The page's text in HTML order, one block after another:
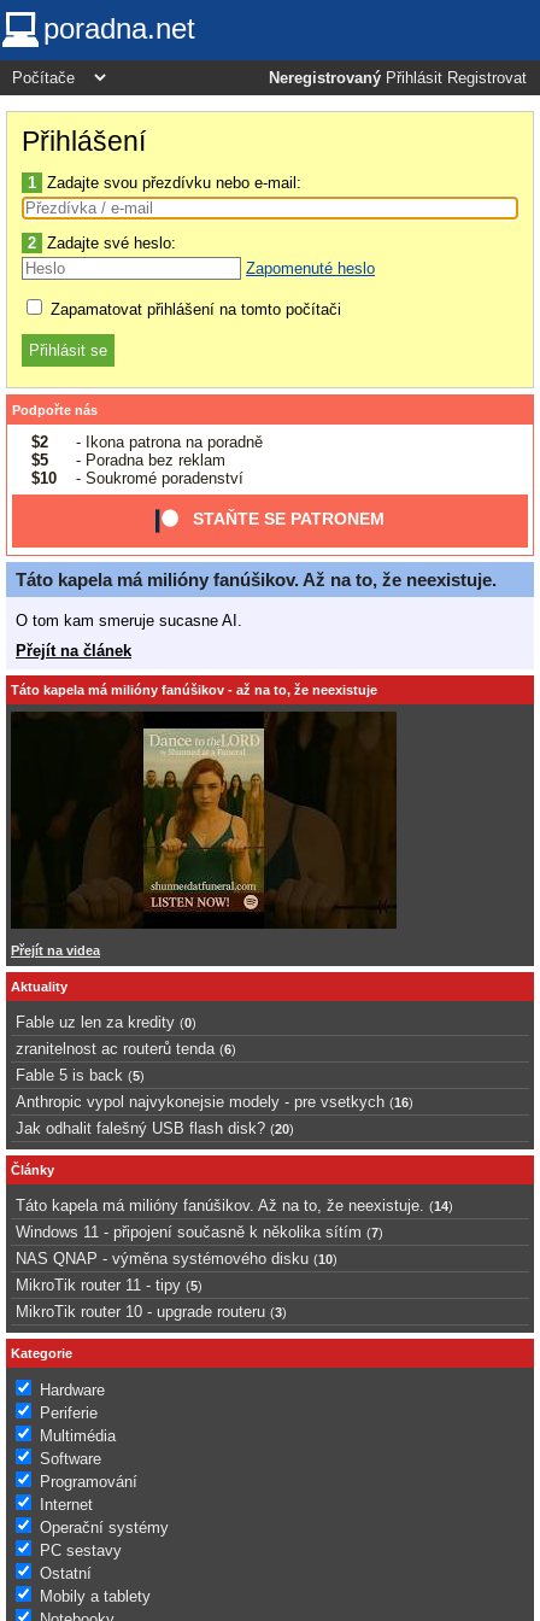
poradna.net
Neregistrovaný Přihlásit Registrovat
Přihlášení
1 Zadajte svou přezdívku nebo e-mail:
2 Zadajte své heslo:
Zapomenuté heslo
Zapamatovat přihlášení na tomto počítači
Podpořte nás
$2
- Ikona patrona na poradně
$5
- Poradna bez reklam
$10
- Soukromé poradenství
STAŇTE SE PATRONEM
Táto kapela má milióny fanúšikov. Až na to, že neexistuje.
O tom kam smeruje sucasne AI.
Přejít na článek
Táto kapela má milióny fanúšikov - až na to, že neexistuje
Přejít na videa
Aktuality
Fable uz len za kredity (0)
zranitelnost ac routerů tenda (6)
Fable 5 is back (5)
Anthropic vypol najvykonejsie modely - pre vsetkych (16)
Jak odhalit falešný USB flash disk? (20)
Články
Táto kapela má milióny fanúšikov. Až na to, že neexistuje. (14)
Windows 11 - připojení současně k několika sítím (7)
NAS QNAP - výměna systémového disku (10)
MikroTik router 11 - tipy (5)
MikroTik router 10 - upgrade routeru (3)
Kategorie
Hardware
Periferie
Multimédia
Software
Programování
Internet
Operační systémy
PC sestavy
Ostatní
Mobily a tablety